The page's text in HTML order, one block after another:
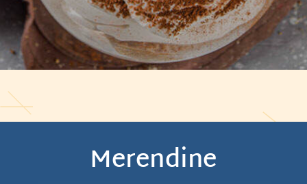
Merendine